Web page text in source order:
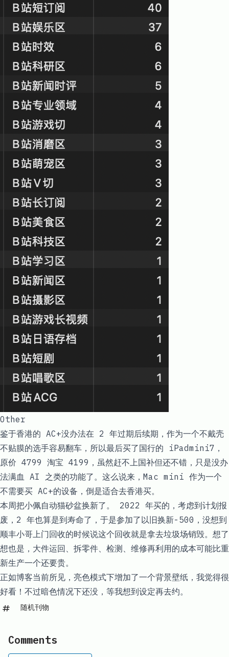
Other
鉴于香港的 AC+没办法在 2 年过期后续期，作为一个不戴壳
不贴膜的选手容易翻车，所以最后买了国行的 iPadmini7，
原价 4799 淘宝 4199，虽然赶不上国补但还不错，只是没办
法满血 AI 之类的功能了。这么说来，Mac mini 作为一个
不需要买 AC+的设备，倒是适合去香港买。
本周把小佩自动猫砂盆换新了。 2022 年买的，考虑到计划报
废，2 年也算是到寿命了，于是参加了以旧换新-500，没想到
顺丰小哥上门回收的时候说这个回收就是拿去垃圾场销毁。想了
想也是，大件运回、拆零件、检测、维修再利用的成本可能比重
新生产一个还要贵。
正如博客当前所见，亮色模式下增加了一个背景壁纸，我觉得很
好看！不过暗色情况下还没，等我想到设定再去约。
随机刊物
Comments